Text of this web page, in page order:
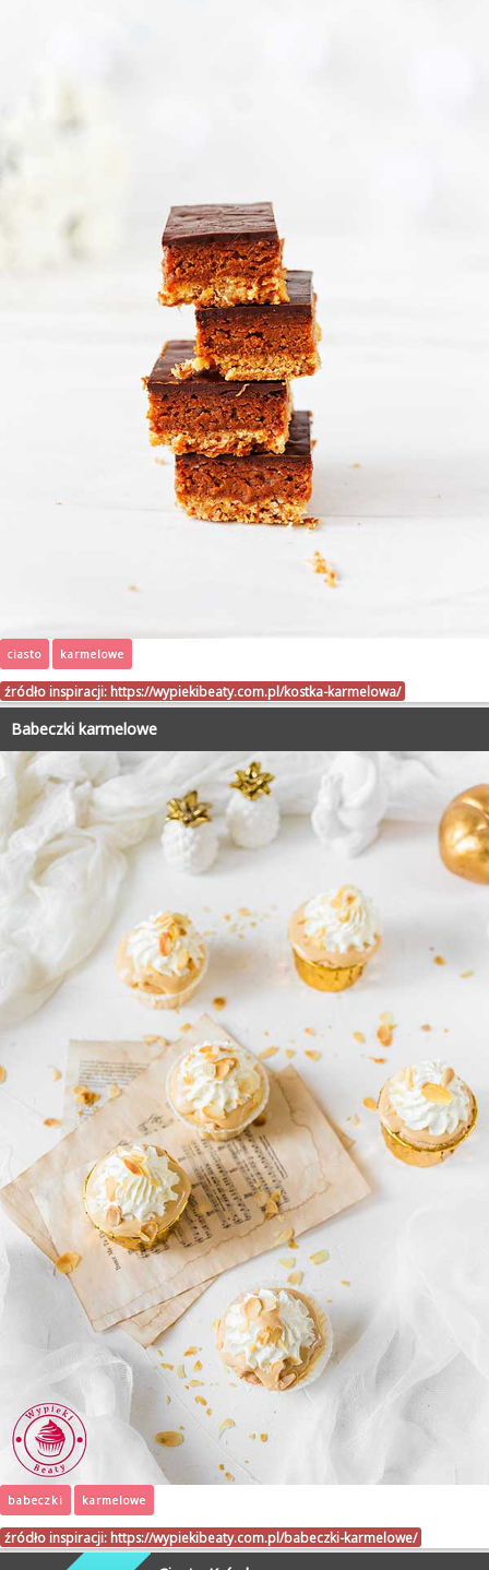
ciasto karmelowe
źródło inspiracji: https://wypiekibeaty.com.pl/kostka-karmelowa/
Babeczki karmelowe
babeczki karmelowe
źródło inspiracji: https://wypiekibeaty.com.pl/babeczki-karmelowe/